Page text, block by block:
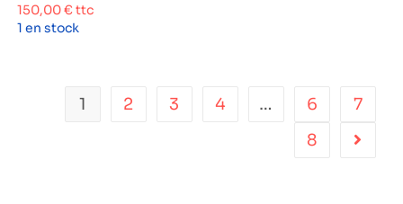
150,00€ttc
1 en stock
1 2 3 4 … 6
7
8